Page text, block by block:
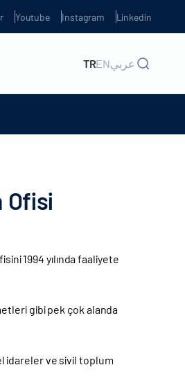
Youtube Instagram Linkedin
TRENعربي
Ofisi
1994 yılında faaliyete
gibi pek çok alanda
idareler ve sivil toplum